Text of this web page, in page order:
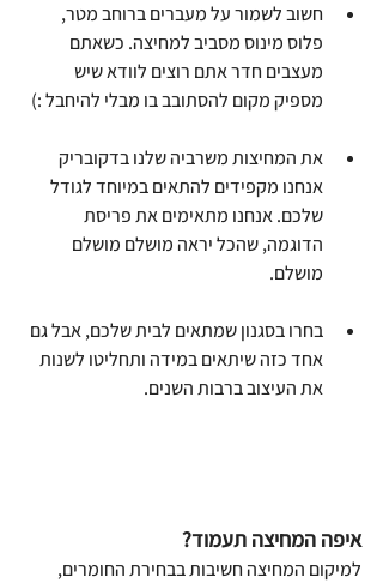
חשוב לשמור על מעברים ברוחב מטר,
פלוס מינוס מסביב למחיצה. כשאתם
מעצבים חדר אתם רוצים לוודא שיש
מספיק מקום להסתובב בו מבלי להיחבל :)
את המחיצות משרביה שלנו בדקובריק
אנחנו מקפידים להתאים במיוחד לגודל
שלכם. אנחנו מתאימים את פריסת
הדוגמה, שהכל יראה מושלם מושלם
מושלם.
בחרו בסגנון שמתאים לבית שלכם, אבל גם
אחד כזה שיתאים במידה ותחליטו לשנות
את העיצוב ברבות השנים.
איפה המחיצה תעמוד?
למיקום המחיצה חשיבות בבחירת החומרים,